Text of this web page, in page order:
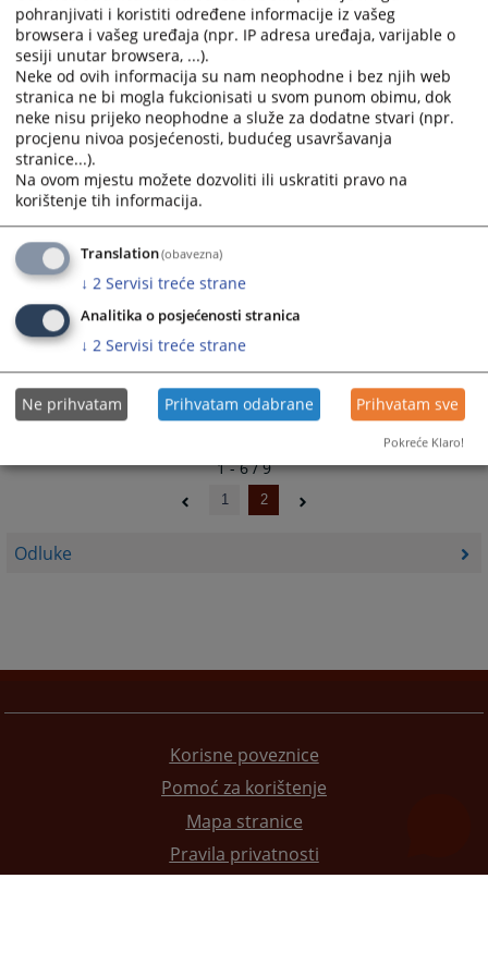
Odluke
select
a
date.
Press
the
question
mark
key
to
the
keyboard
shortcuts
changing
dates.
select
a
date.
Press
the
question
key
shortcuts
dates.
06.04.2023.
24.03.2023.
JAVNI NATJEČAJ za prodaju službenog vozila
08.11.2022.
Odluka o prodaji službenog vozila OS u Ljubuškom
06.10.2022.
Odluka - nabava službenog vozila
1 - 6 / 9
1 2
Korisne poveznice
Pomoć za korištenje
Mapa stranice
Pravila privatnosti
pohranjivati i koristiti određene informacije iz vašeg
browsera i vašeg uređaja (npr. IP adresa uređaja, varijable o
sesiji unutar browsera, ...).
Neke od ovih informacija su nam neophodne i bez njih web
stranica ne bi mogla fukcionisati u svom punom obimu, dok
neke nisu prijeko neophodne a služe za dodatne stvari (npr.
procjenu nivoa posjećenosti, budućeg usavršavanja
stranice...).
Na ovom mjestu možete dozvoliti ili uskratiti pravo na
korištenje tih informacija.
Translation(obavezna)
↓ 2 Servisi treće strane
Analitika o posjećenosti stranica
↓ 2 Servisi treće strane
Ne prihvatam Prihvatam odabrane Prihvatam sve
Pokreće Klaro!